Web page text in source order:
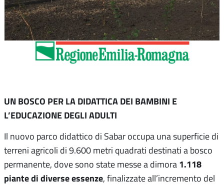
UN BOSCO PER LA DIDATTICA DEI BAMBINI E
L’EDUCAZIONE DEGLI ADULTI
Il nuovo parco didattico di Sabar occupa una superficie di
terreni agricoli di 9.600 metri quadrati destinati a bosco
permanente, dove sono state messe a dimora 1.118
piante di diverse essenze, finalizzate all’incremento del